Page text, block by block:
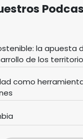
la apuesta
de los
como